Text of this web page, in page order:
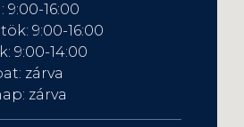
9:00-16:00
9:00-16:00
9:00-14:00
zárva
zárva